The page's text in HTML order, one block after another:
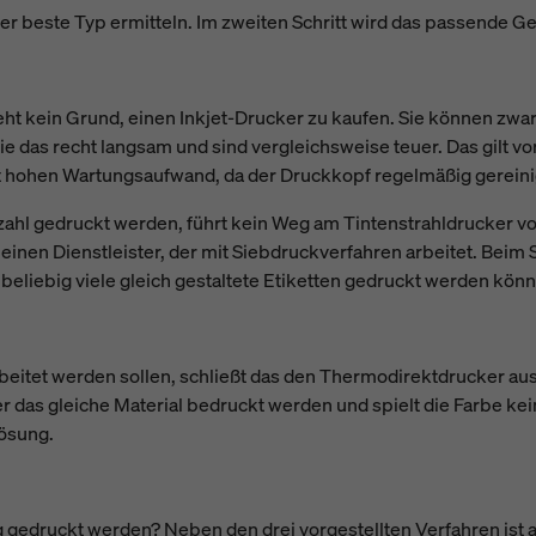
beste Typ ermitteln. Im zweiten Schritt wird das passende
kein Grund, einen Inkjet-Drucker zu kaufen. Sie können
das recht langsam und sind vergleichsweise teuer. Das gilt
Wartungsaufwand, da der Druckkopf regelmäßig
gedruckt werden, führt kein Weg am Tintenstrahldrucker
Dienstleister, der mit Siebdruckverfahren arbeitet.
viele gleich gestaltete Etiketten gedruckt werden
werden sollen, schließt das den Thermodirektdrucker
gleiche Material bedruckt werden und spielt die Farbe
werden? Neben den drei vorgestellten Verfahren ist